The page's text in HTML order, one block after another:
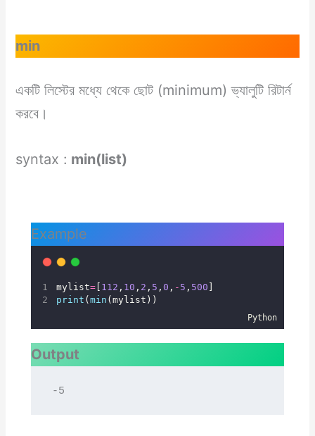
min
একটি লিস্টের মধ্যে থেকে ছোট (minimum) ভ্যালুটি রিটার্ন
করবে।
syntax : min(list)
Example
mylist=[ 112 , 10 , 2 , 5 , 0 , - 5 , 500
print ( min (mylist))
Python
Output
-5